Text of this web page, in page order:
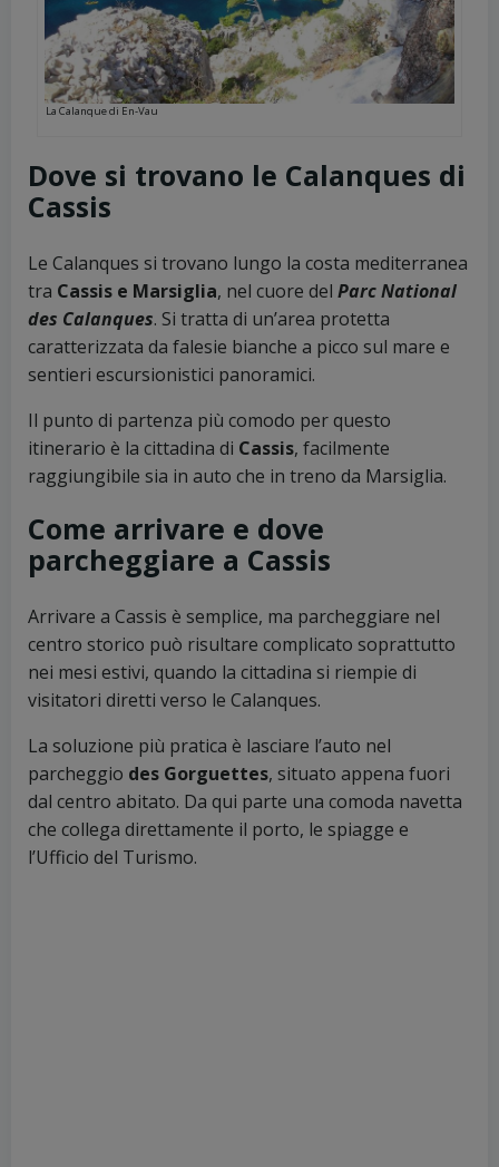
La Calanque di En-Vau
Dove si trovano le Calanques di
Cassis
Le Calanques si trovano lungo la costa mediterranea
tra Cassis e Marsiglia, nel cuore del Parc National
des Calanques. Si tratta di un’area protetta
caratterizzata da falesie bianche a picco sul mare e
sentieri escursionistici panoramici.
Il punto di partenza più comodo per questo
itinerario è la cittadina di Cassis, facilmente
raggiungibile sia in auto che in treno da Marsiglia.
Come arrivare e dove
parcheggiare a Cassis
Arrivare a Cassis è semplice, ma parcheggiare nel
centro storico può risultare complicato soprattutto
nei mesi estivi, quando la cittadina si riempie di
visitatori diretti verso le Calanques.
La soluzione più pratica è lasciare l’auto nel
parcheggio des Gorguettes, situato appena fuori
dal centro abitato. Da qui parte una comoda navetta
che collega direttamente il porto, le spiagge e
l’Ufficio del Turismo.